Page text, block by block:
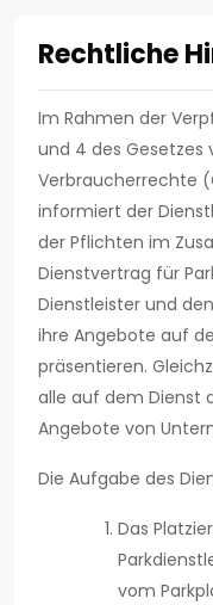
Rechtliche
Im Rahmen der
und 4 des Gesetzes
Verbraucherrechte
informiert der
der Pflichten im
Dienstvertrag für
Dienstleister und
ihre Angebote auf
präsentieren.
alle auf dem Dienst
Angebote von
Die Aufgabe des
Das
vom